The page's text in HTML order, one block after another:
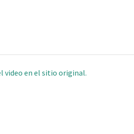
video en el sitio original.